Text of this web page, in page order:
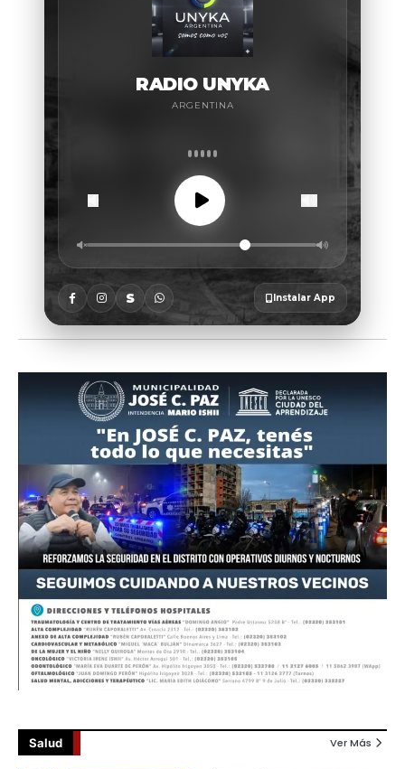
Salud Ver Más